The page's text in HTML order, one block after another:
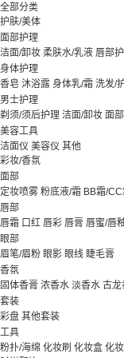
全部分类
护肤/美体
面部护理
洁面/卸妆 柔肤水/乳液 唇部
身体护理
香皂 沐浴露 身体乳/霜 洗发/
男士护理
剃须/须后护理 洁面/卸妆 面
美容工具
洁面仪 美容仪 其他
彩妆/香氛
面部
定妆喷雾 粉底液/霜 BB霜/
唇部
唇霜 口红 唇彩 唇膏 唇蜜/唇
眼部
眉笔/眉粉 眼影 眼线 睫毛膏
香氛
固体香膏 浓香水 淡香水 古龙
套装
彩盘 其他套装
工具
粉扑/海绵 化妆刷 化妆盒 化